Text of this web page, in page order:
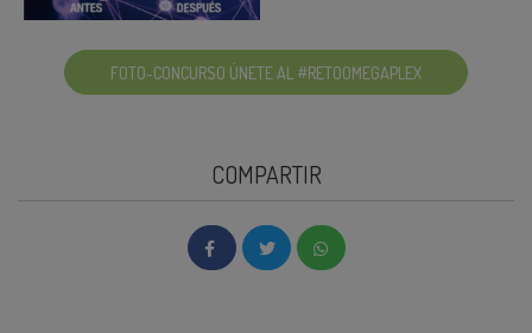
FOTO-CONCURSO ÚNETE AL #RETOOMEGAPLEX
COMPARTIR